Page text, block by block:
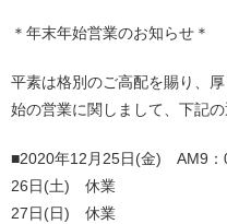
＊年末年始営業のお知らせ＊
平素は格別のご高配を賜り、
始の営業に関しまして、下記
■2020年12月25日(金) AM9：
26日(土) 休業
27日(日) 休業